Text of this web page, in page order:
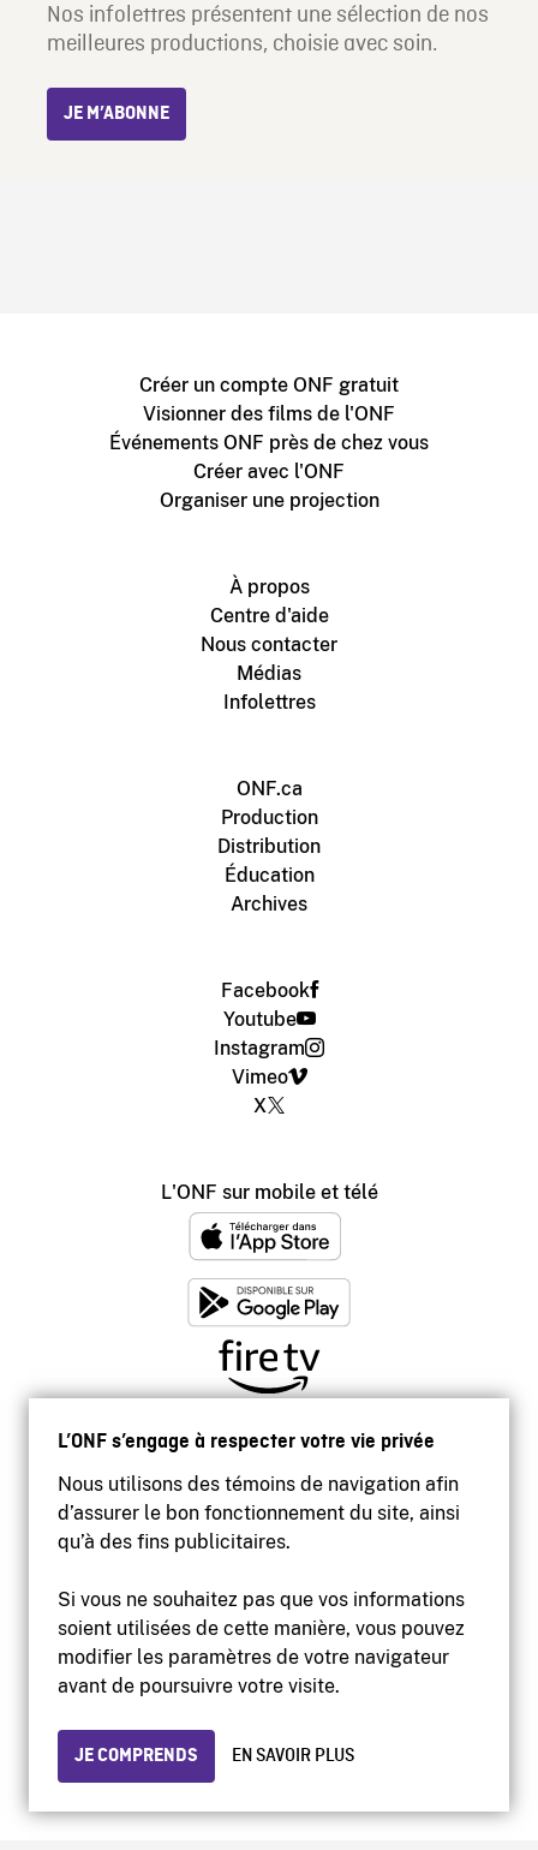
L’ONF s’engage à respecter votre vie privée
Nous utilisons des témoins de navigation afin
d’assurer le bon fonctionnement du site, ainsi
qu’à des fins publicitaires.
Si vous ne souhaitez pas que vos informations
soient utilisées de cette manière, vous pouvez
modifier les paramètres de votre navigateur
avant de poursuivre votre visite.
JE COMPRENDS EN SAVOIR PLUS
Nos infolettres présentent une sélection de nos
meilleures productions, choisie avec soin.
JE M’ABONNE
Créer un compte ONF gratuit
Visionner des films de l'ONF
Événements ONF près de chez vous
Créer avec l'ONF
Organiser une projection
À propos
Centre d'aide
Nous contacter
Médias
Infolettres
ONF.ca
Production
Distribution
Éducation
Archives
Facebook
Youtube
Instagram
Vimeo
X
L'ONF sur mobile et télé
Accessibilité
Site institutionnel
Protection des renseignements personnels
© 2026 Office national du film du Canada